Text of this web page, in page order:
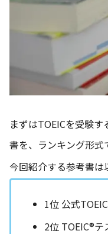
まずはTOEICを受験
書を、ランキング形式
今回紹介する参考書は
1位 公式
2位 TOEIC®